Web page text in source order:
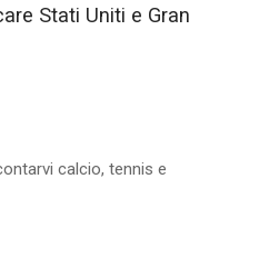
Stati Uniti e Gran
calcio, tennis e